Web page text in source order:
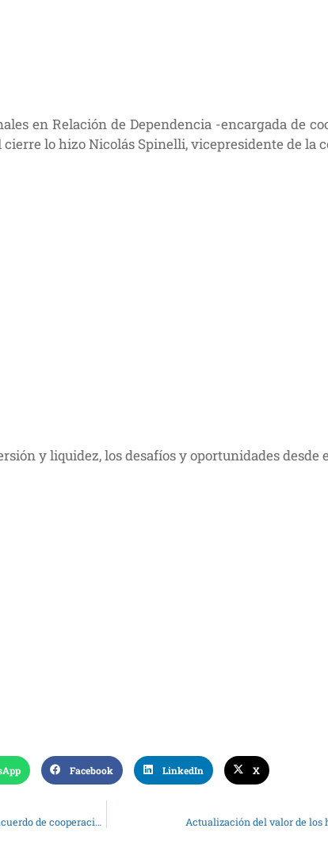
en Relación de Dependencia -encargada de
lo hizo Nicolás Spinelli, vicepresidente de la
y liquidez, los desafíos y oportunidades desde
Facebook LinkedIn X
Autoridades del CPCE y de la Universidad de Río Cuarto firmaron un acuerdo de cooperación Actualización del valor de